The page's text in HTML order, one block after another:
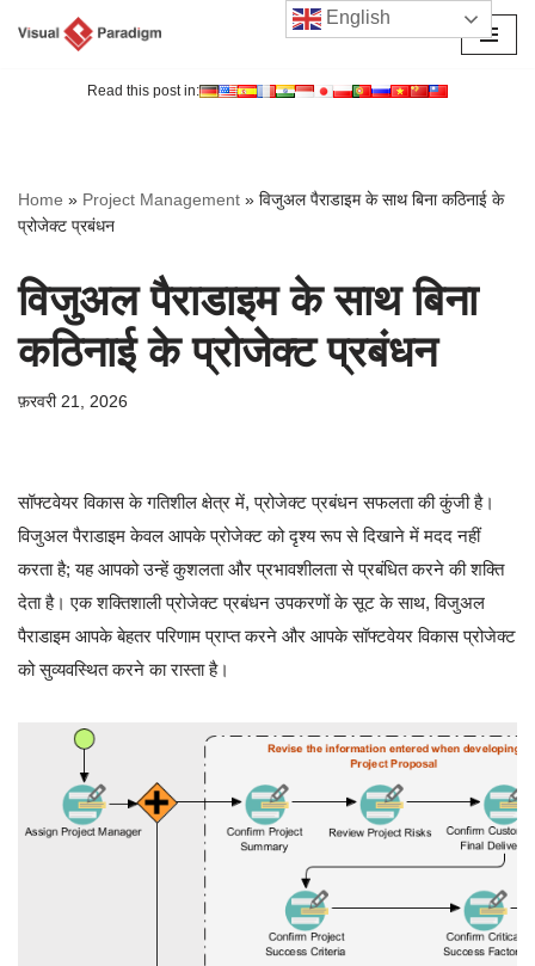
Read this post in:
Home » Project Management » विजुअल पैराडाइम के साथ बिना कठिनाई के
प्रोजेक्ट प्रबंधन
विजुअल पैराडाइम के साथ बिना
कठिनाई के प्रोजेक्ट प्रबंधन
फ़रवरी 21, 2026
सॉफ्टवेयर विकास के गतिशील क्षेत्र में, प्रोजेक्ट प्रबंधन सफलता की कुंजी है।
विजुअल पैराडाइम केवल आपके प्रोजेक्ट को दृश्य रूप से दिखाने में मदद नहीं
करता है; यह आपको उन्हें कुशलता और प्रभावशीलता से प्रबंधित करने की शक्ति
देता है। एक शक्तिशाली प्रोजेक्ट प्रबंधन उपकरणों के सूट के साथ, विजुअल
पैराडाइम आपके बेहतर परिणाम प्राप्त करने और आपके सॉफ्टवेयर विकास प्रोजेक्ट
को सुव्यवस्थित करने का रास्ता है।
English